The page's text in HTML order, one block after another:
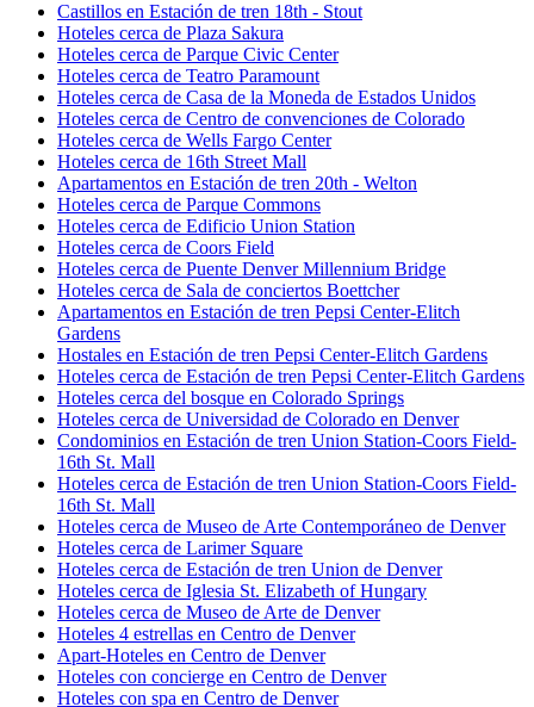
Castillos en Estación de tren 18th - Stout
Hoteles cerca de Plaza Sakura
Hoteles cerca de Parque Civic Center
Hoteles cerca de Teatro Paramount
Hoteles cerca de Casa de la Moneda de Estados Unidos
Hoteles cerca de Centro de convenciones de Colorado
Hoteles cerca de Wells Fargo Center
Hoteles cerca de 16th Street Mall
Apartamentos en Estación de tren 20th - Welton
Hoteles cerca de Parque Commons
Hoteles cerca de Edificio Union Station
Hoteles cerca de Coors Field
Hoteles cerca de Puente Denver Millennium Bridge
Hoteles cerca de Sala de conciertos Boettcher
Apartamentos en Estación de tren Pepsi Center-Elitch
Gardens
Hostales en Estación de tren Pepsi Center-Elitch Gardens
Hoteles cerca de Estación de tren Pepsi Center-Elitch Gardens
Hoteles cerca del bosque en Colorado Springs
Hoteles cerca de Universidad de Colorado en Denver
Condominios en Estación de tren Union Station-Coors Field-
16th St. Mall
Hoteles cerca de Estación de tren Union Station-Coors Field-
16th St. Mall
Hoteles cerca de Museo de Arte Contemporáneo de Denver
Hoteles cerca de Larimer Square
Hoteles cerca de Estación de tren Union de Denver
Hoteles cerca de Iglesia St. Elizabeth of Hungary
Hoteles cerca de Museo de Arte de Denver
Hoteles 4 estrellas en Centro de Denver
Apart-Hoteles en Centro de Denver
Hoteles con concierge en Centro de Denver
Hoteles con spa en Centro de Denver